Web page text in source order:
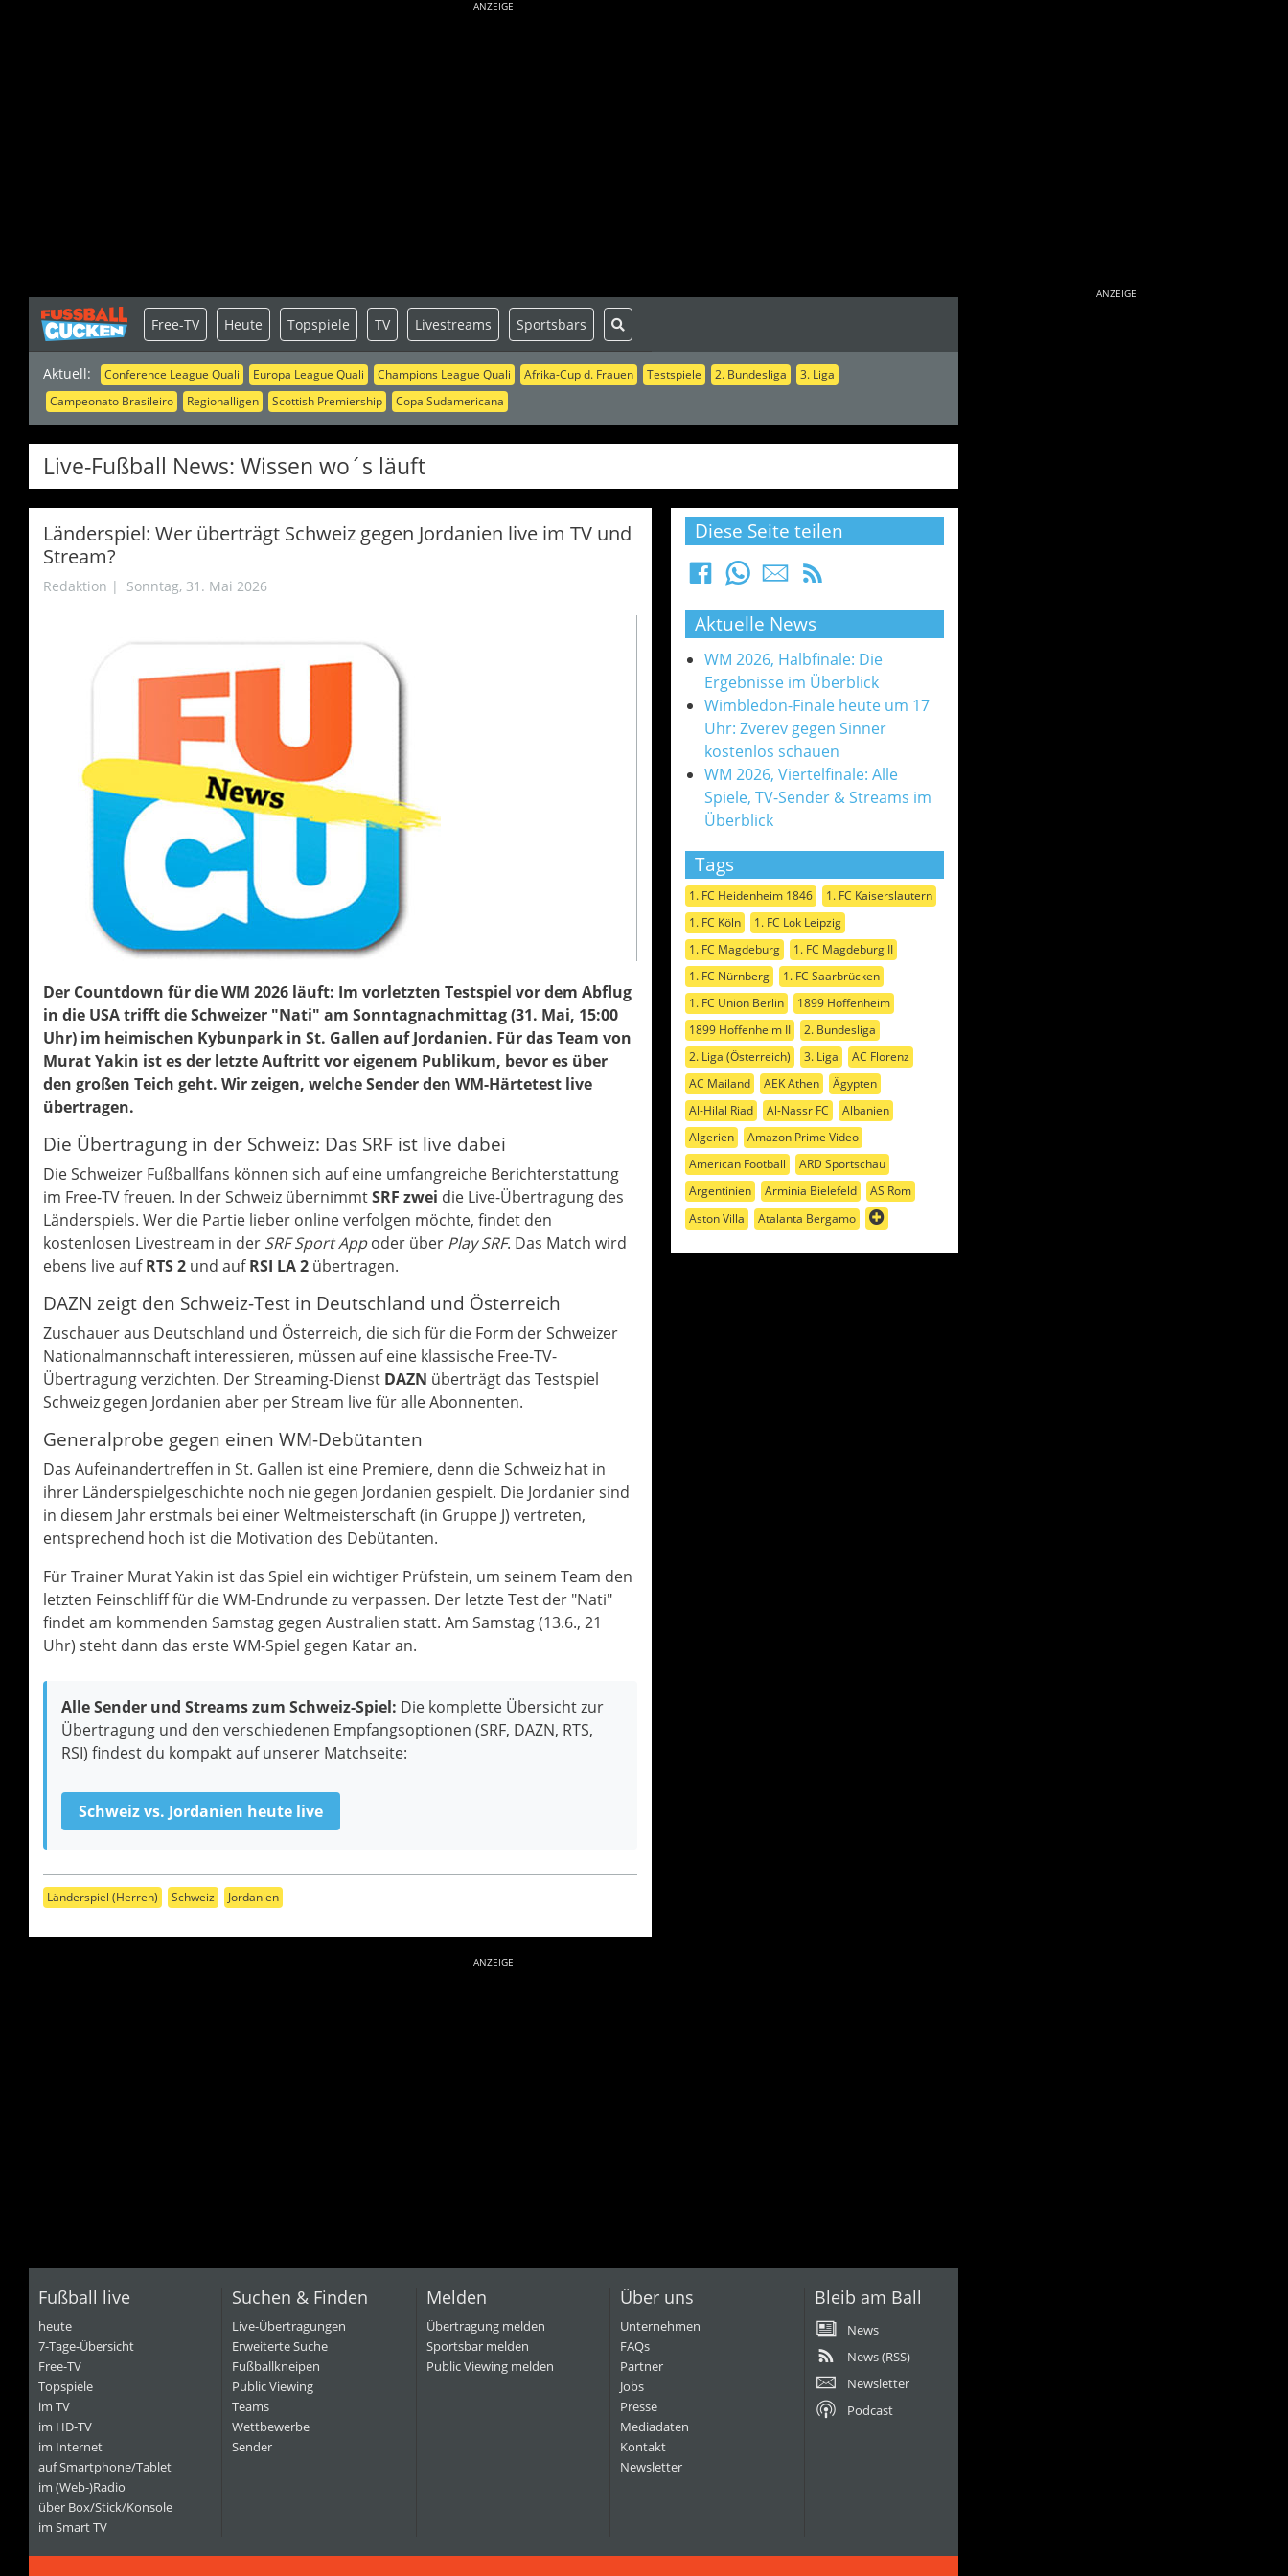
ANZEIGE
Aktuell: Conference League Quali Europa League Quali Champions League Quali Afrika-Cup d. Frauen Testspiele 2. Bundesliga
3. Liga
Campeonato Brasileiro
Regionalligen Scottish Premiership Copa Sudamericana
Free-TV Heute Topspiele TV Livestreams Sportsbars
Live-Fußball News: Wissen wo´s läuft
Länderspiel: Wer überträgt Schweiz gegen Jordanien live im TV und
Stream?
Redaktion | Sonntag, 31. Mai 2026
Der Countdown für die WM 2026 läuft: Im vorletzten Testspiel vor dem Abflug
in die USA trifft die Schweizer "Nati" am Sonntagnachmittag (31. Mai, 15:00
Uhr) im heimischen Kybunpark in St. Gallen auf Jordanien. Für das Team von
Murat Yakin ist es der letzte Auftritt vor eigenem Publikum, bevor es über
den großen Teich geht. Wir zeigen, welche Sender den WM-Härtetest live
übertragen.
Die Übertragung in der Schweiz: Das SRF ist live dabei
Die Schweizer Fußballfans können sich auf eine umfangreiche Berichterstattung
im Free-TV freuen. In der Schweiz übernimmtSRF zwei die Live-Übertragung des
Länderspiels. Wer die Partie lieber online verfolgen möchte, findet den
kostenlosen Livestream in der SRF Sport Appoder über Play SRF. Das Match wird
ebens live aufRTS 2 und aufRSI LA 2übertragen.
DAZN zeigt den Schweiz-Test in Deutschland und Österreich
Zuschauer aus Deutschland und Österreich, die sich für die Form der Schweizer
Nationalmannschaft interessieren, müssen auf eine klassische Free-TV-
Übertragung verzichten. Der Streaming-Dienst DAZN überträgt das Testspiel
Schweiz gegen Jordanien aber per Stream live für alle Abonnenten.
Generalprobe gegen einen WM-Debütanten
Das Aufeinandertreffen in St. Gallen ist eine Premiere, denn die Schweiz hat in
ihrer Länderspielgeschichte noch nie gegen Jordanien gespielt. Die Jordanier sind
in diesem Jahr erstmals bei einer Weltmeisterschaft (in Gruppe J) vertreten,
entsprechend hoch ist die Motivation des Debütanten.
Für Trainer Murat Yakin ist das Spiel ein wichtiger Prüfstein, um seinem Team den
letzten Feinschliff für die WM-Endrunde zu verpassen. Der letzte Test der "Nati"
findet am kommenden Samstag gegen Australien statt. Am Samstag (13.6., 21
Uhr) steht dann das erste WM-Spiel gegen Katar an.
Alle Sender und Streams zum Schweiz-Spiel: Die komplette Übersicht zur
Übertragung und den verschiedenen Empfangsoptionen (SRF, DAZN, RTS,
RSI) findest du kompakt auf unserer Matchseite:
Schweiz vs. Jordanien heute live
Länderspiel (Herren) Schweiz Jordanien
Diese Seite teilen
Aktuelle News
WM 2026, Halbfinale: Die
Ergebnisse im Überblick
Wimbledon-Finale heute um 17
Uhr: Zverev gegen Sinner
kostenlos schauen
WM 2026, Viertelfinale: Alle
Spiele, TV-Sender & Streams im
Überblick
Tags
1. FC Heidenheim 1846
1. FC Kaiserslautern
1. FC Köln
1. FC Lok Leipzig
1. FC Magdeburg
1. FC Magdeburg II
1. FC Nürnberg
1. FC Saarbrücken
1. FC Union Berlin
1899 Hoffenheim
1899 Hoffenheim II
2. Bundesliga
2. Liga (Österreich)
3. Liga
AC Florenz
AC Mailand
AEK Athen
Ägypten
Al-Hilal Riad
Al-Nassr FC
Albanien
Algerien
Amazon Prime Video
American Football
ARD Sportschau
Argentinien
Arminia Bielefeld
AS Rom
Aston Villa
Atalanta Bergamo
ANZEIGE
Fußball live
heute
7-Tage-Übersicht
Free-TV
Topspiele
im TV
im HD-TV
im Internet
auf Smartphone/Tablet
im (Web-)Radio
über Box/Stick/Konsole
im Smart TV
Suchen & Finden
Live-Übertragungen
Erweiterte Suche
Fußballkneipen
Public Viewing
Teams
Wettbewerbe
Sender
Melden
Übertragung melden
Sportsbar melden
Public Viewing melden
Über uns
Unternehmen
FAQs
Partner
Jobs
Presse
Mediadaten
Kontakt
Newsletter
Bleib am Ball
News
News (RSS)
Newsletter
Podcast
ANZEIGE